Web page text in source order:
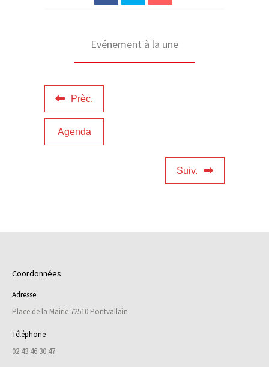
Evénement à la une
Prèc.
Agenda
Suiv.
Coordonnées
Adresse
Place de la Mairie 72510 Pontvallain
Téléphone
02 43 46 30 47